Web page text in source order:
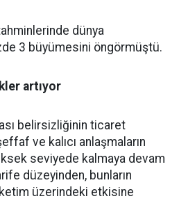
dünya
3 büyümesini öngörmüştü.
artıyor
belirsizliğinin ticaret
ve kalıcı anlaşmaların
seviyede kalmaya devam
düzeyinden, bunların
üzerindeki etkisine